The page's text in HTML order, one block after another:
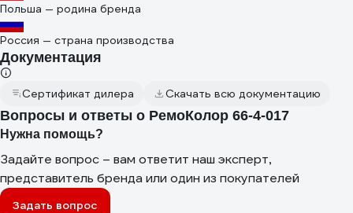
Польша — родина бренда
Россия — страна производства
Документация
Сертификат дилера Скачать всю документацию
Вопросы и ответы о РемоКолор 66-4-017
Нужна помощь?
Задайте вопрос – вам ответит наш эксперт,
представитель бренда или один из покупателей
Задать вопрос